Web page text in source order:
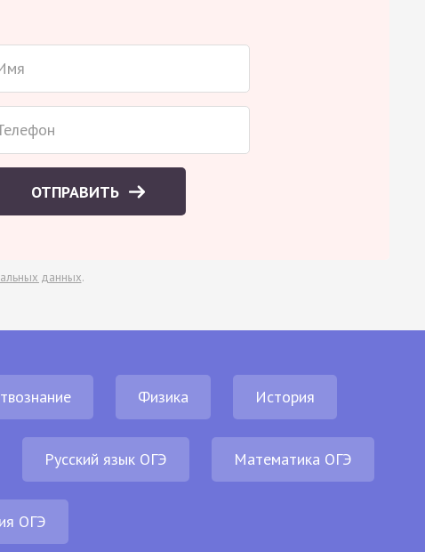
ОТПРАВИТЬ
данных.
Физика История
Русский язык ОГЭ Математика ОГЭ
ОГЭ